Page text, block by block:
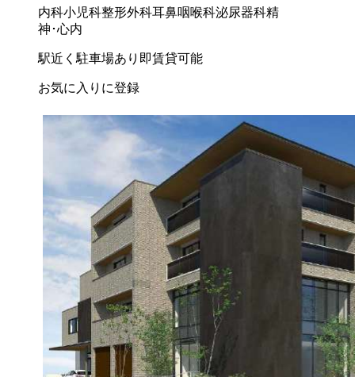
内科小児科整形外科耳鼻咽喉科泌尿器科精
神･心内
駅近く 駐車場あり 即賃貸可能
お気に入りに登録